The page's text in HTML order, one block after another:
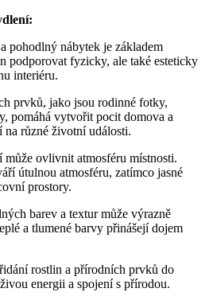
pohodlný nábytek je základem
podporovat fyzicky, ale také esteticky
interiéru.
prvků, jako jsou rodinné fotky,
pomáhá vytvořit pocit domova a
na různé životní události.
může ovlivnit atmosféru místnosti.
útulnou atmosféru, zatímco jasné
prostory.
barev a textur může výrazně
a tlumené barvy přinášejí dojem
rostlin a přírodních prvků do
energii a spojení s přírodou.